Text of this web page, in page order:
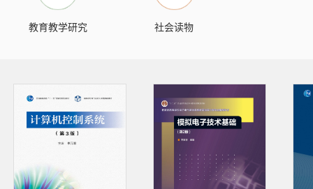
教育教学研究 社会读物